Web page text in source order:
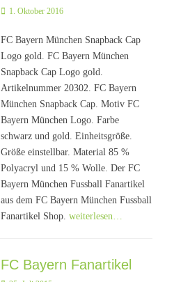
Posted
1. Oktober 2016
FC Bayern München Snapback Cap
Logo gold. FC Bayern München
Snapback Cap Logo gold.
Artikelnummer 20302. FC Bayern
München Snapback Cap. Motiv FC
Bayern München Logo. Farbe
schwarz und gold. Einheitsgröße.
Größe einstellbar. Material 85 %
Polyacryl und 15 % Wolle. Der FC
Bayern München Fussball Fanartikel
aus dem FC Bayern München Fussball
Fanartikel Shop.weiterlesen…
FC Bayern Fanartikel